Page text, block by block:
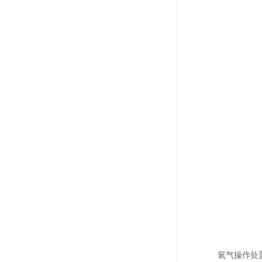
氧气操作处